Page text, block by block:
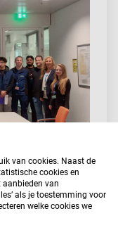
van cookies. Naast de
cookies en
van
als je toestemming voor
welke cookies we